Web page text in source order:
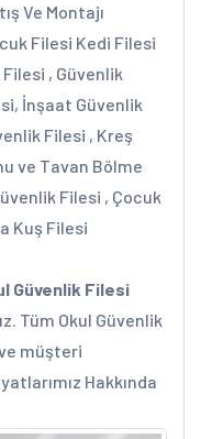
Ve Montajı
Filesi Kedi Filesi
Filesi , Güvenlik
İnşaat Güvenlik
Filesi , Kreş
ve Tavan Bölme
Filesi , Çocuk
Kuş Filesi
Güvenlik Filesi
Tüm Okul Güvenlik
müşteri
Hakkında